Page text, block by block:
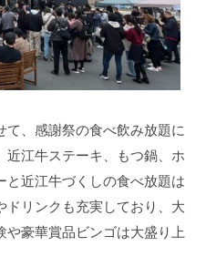
、感謝祭の食べ飲み放題に
近江牛ステーキ、もつ鍋、ホ
と近江牛づくしの食べ放題は
ドリンクも充実しており、大
や豪華賞品ビンゴは大盛り上